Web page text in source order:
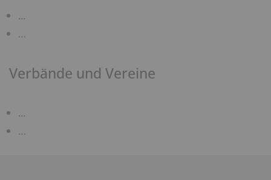
...
…
Verbände und Vereine
...
…